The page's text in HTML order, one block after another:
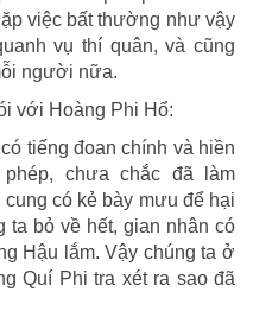
việc bất thường như vậy
vụ thí quân, và cũng
người nữa.
với Hoàng Phi Hổ:
tiếng đoan chính và hiền
chưa chắc đã làm
có kẻ bày mưu để hại
ta bỏ về hết, gian nhân có
Hậu lắm. Vậy chúng ta ở
Quí Phi tra xét ra sao đã